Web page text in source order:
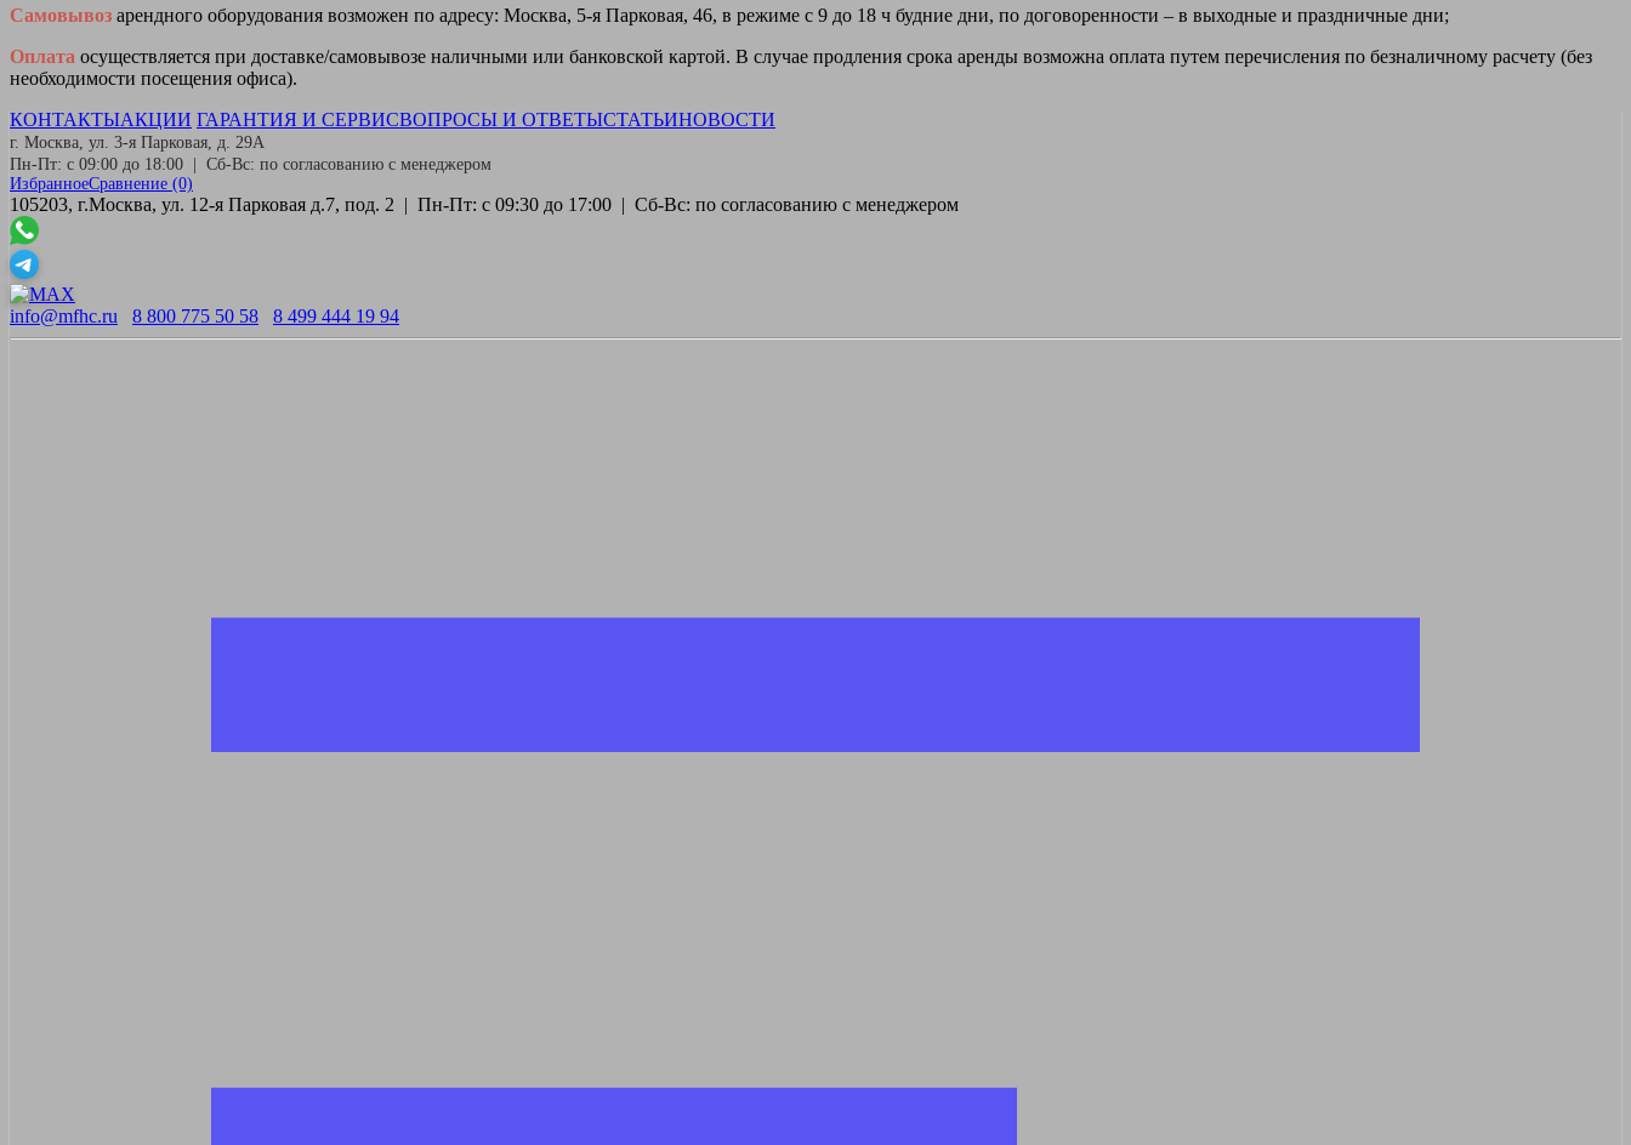
Самовывоз арендного оборудования возможен по адресу: Москва, 5-я Парковая, 46, в режиме с 9 до 18 ч будние дни, по договоренности – в выходные и праздничные дни;
Оплата осуществляется при доставке/самовывозе наличными или банковской картой. В случае продления срока аренды возможна оплата путем перечисления по безналичному расчету (без
необходимости посещения офиса).
КОНТАКТЫАКЦИИ ГАРАНТИЯ И СЕРВИСВОПРОСЫ И ОТВЕТЫСТАТЬИНОВОСТИ
г. Москва, ул. 3-я Парковая, д. 29А
Пн-Пт: с 09:00 до 18:00 | Сб-Вс: по согласованию с менеджером
ИзбранноеСравнение (0)
105203, г.Москва, ул. 12-я Парковая д.7, под. 2 | Пн-Пт: с 09:30 до 17:00 | Сб-Вс: по согласованию с менеджером
info@mfhc.ru 8 800 775 50 58 8 499 444 19 94